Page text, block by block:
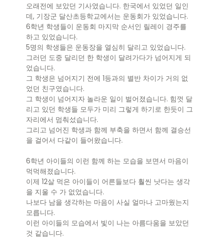
오래전에 보았던 기사였습니다. 한국에서 있었던 일인
데, 기장군 달산초등학교에서는 운동회가 있었습니다.
6학년 학생들이 운동회 마지막 순서인 릴레이 경주를
하고 있었습니다.
5명의 학생들은 운동장을 열심히 달리고 있었습니다.
그러던 도중 달리던 한 학생이 달려가다가 넘어지게 되
었습니다.
그 학생은 넘어지기 전에 1등과의 별반 차이가 거의 없
었던 친구였습니다.
그 학생이 넘어지자 놀라운 일이 벌어졌습니다. 힘껏 달
리고 있던 학생들 모두가 미리 그렇게 하기로 한듯이 그
자리에서 멈춰섰습니다.
그리고 넘어진 학생과 함께 부축을 하면서 함께 결승선
을 걸어서 다같이 들어왔습니다.
6학년 아이들의 이런 함께 하는 모습을 보면서 마음이
먹먹해졌습니다.
이제 12살 먹은 아이들이 어른들보다 훨씬 낫다는 생각
을 지울 수 가 없었습니다.
나보다 남을 생각하는 마음이 사실 얼마나 고마웠는지
모릅니다.
이런 아이들의 모습에서 빛이 나는 아름다움을 보았던
것 같습니다.